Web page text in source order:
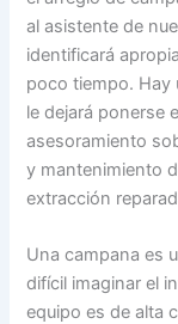
al asistente de
identificará
poco tiempo. Hay
le dejará ponerse
asesoramiento
y mantenimiento
extracción
Una campana es
difícil imaginar el
equipo es de alta